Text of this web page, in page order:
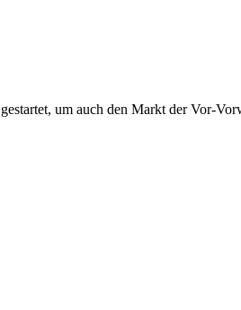
um auch den Markt der Vor-